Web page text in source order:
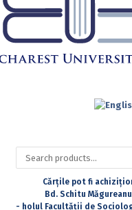
Search
for:
Cărțile pot fi
Bd. Schitu
- holul Facultății de